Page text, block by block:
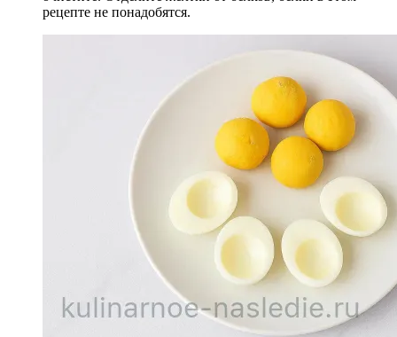
рецепте не понадобятся.